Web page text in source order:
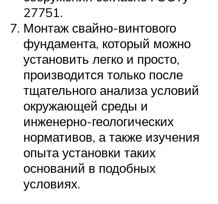
27751.
Монтаж свайно-винтового
фундамента, который можно
установить легко и просто,
производится только после
тщательного анализа условий
окружающей среды и
инженерно-геологических
нормативов, а также изучения
опыта установки таких
оснований в подобных
условиях.